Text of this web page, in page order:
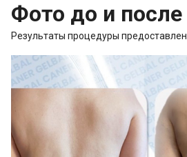
Фото до и после
Результаты процедуры